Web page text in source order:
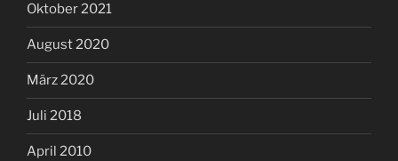
Oktober 2021
August 2020
März 2020
Juli 2018
April 2010